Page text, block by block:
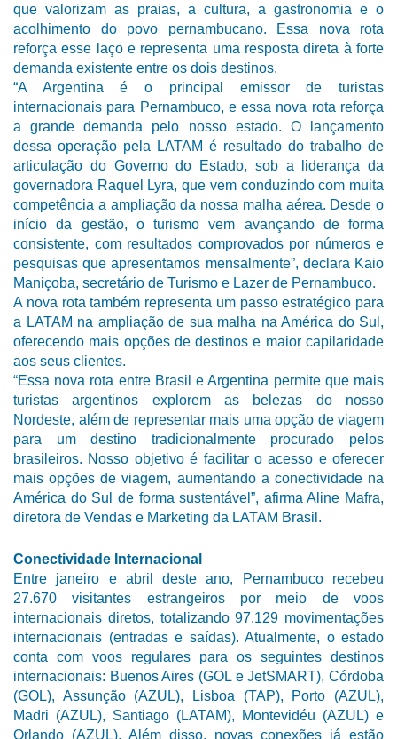
que valorizam as praias, a cultura, a gastronomia e o
acolhimento do povo pernambucano. Essa nova rota
reforça esse laço e representa uma resposta direta à forte
demanda existente entre os dois destinos.
“A Argentina é o principal emissor de turistas
internacionais para Pernambuco, e essa nova rota reforça
a grande demanda pelo nosso estado. O lançamento
dessa operação pela LATAM é resultado do trabalho de
articulação do Governo do Estado, sob a liderança da
governadora Raquel Lyra, que vem conduzindo com muita
competência a ampliação da nossa malha aérea. Desde o
início da gestão, o turismo vem avançando de forma
consistente, com resultados comprovados por números e
pesquisas que apresentamos mensalmente”, declara Kaio
Maniçoba, secretário de Turismo e Lazer de Pernambuco.
A nova rota também representa um passo estratégico para
a LATAM na ampliação de sua malha na América do Sul,
oferecendo mais opções de destinos e maior capilaridade
aos seus clientes.
“Essa nova rota entre Brasil e Argentina permite que mais
turistas argentinos explorem as belezas do nosso
Nordeste, além de representar mais uma opção de viagem
para um destino tradicionalmente procurado pelos
brasileiros. Nosso objetivo é facilitar o acesso e oferecer
mais opções de viagem, aumentando a conectividade na
América do Sul de forma sustentável”, afirma Aline Mafra,
diretora de Vendas e Marketing da LATAM Brasil.
Conectividade Internacional
Entre janeiro e abril deste ano, Pernambuco recebeu
27.670 visitantes estrangeiros por meio de voos
internacionais diretos, totalizando 97.129 movimentações
internacionais (entradas e saídas). Atualmente, o estado
conta com voos regulares para os seguintes destinos
internacionais: Buenos Aires (GOL e JetSMART), Córdoba
(GOL), Assunção (AZUL), Lisboa (TAP), Porto (AZUL),
Madri (AZUL), Santiago (LATAM), Montevidéu (AZUL) e
Orlando (AZUL). Além disso, novas conexões já estão